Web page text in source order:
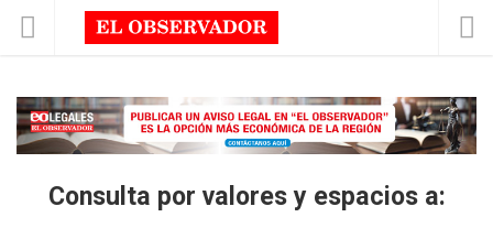
Consulta por valores y espacios a: